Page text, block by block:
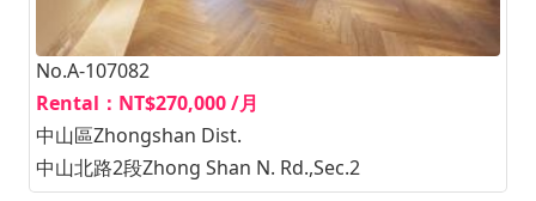
No.A-107082
Rental：NT$270,000 /月
中山區Zhongshan Dist.
中山北路2段Zhong Shan N. Rd.,Sec.2